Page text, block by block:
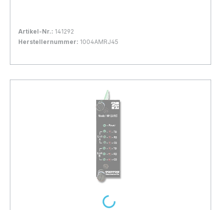
Artikel-Nr.: 141292
Herstellernummer: 1004AMRJ45
In den Warenkorb